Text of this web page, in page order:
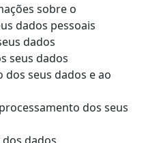
sobre o
dados pessoais
dados
seus dados
seus dados e ao
dos seus